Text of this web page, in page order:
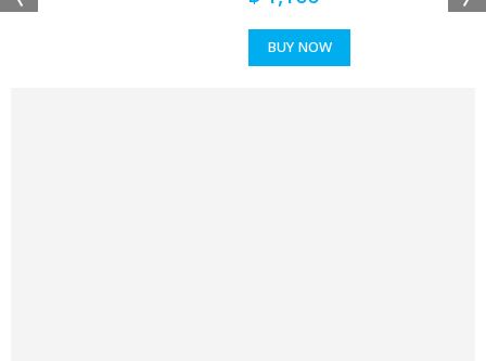
BUY NOW